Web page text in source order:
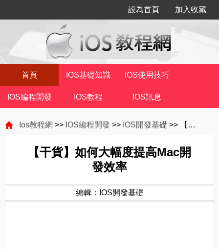
設為首頁 加入收藏
首頁 IOS基礎知識 IOS使用技巧
IOS編程開發 IOS教程 IOS訊息
Ios教程網 >> IOS編程開發 >> IOS開發基礎 >> 【干貨】如何大幅度提高Mac開發效率
【干貨】如何大幅度提高Mac開
發效率
編輯：IOS開發基礎